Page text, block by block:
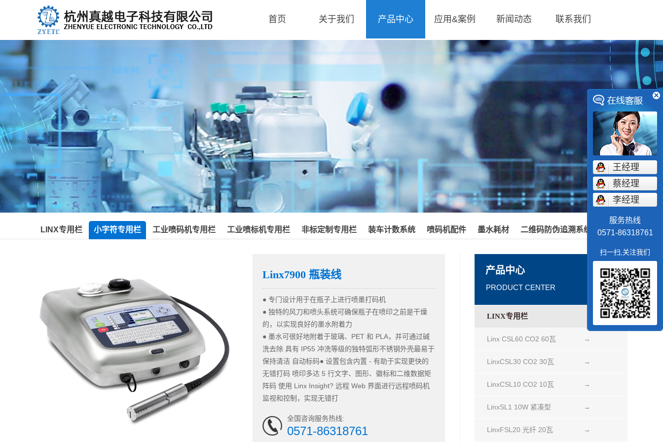
首页 关于我们 产品中心 应用&案例 新闻动态 联系我们
LINX专用栏 小字符专用栏 工业喷码机专用栏 工业喷标机专用栏 非标定制专用栏 装车计数系统 喷码机配件 墨水耗材 二维码防伪追溯系统
Linx7900 瓶装线
● 专门设计用于在瓶子上进行喷墨打码机
● 独特的风刀和喷头系统可确保瓶子在喷印之前是干燥
的，以实现良好的墨水附着力
● 墨水可很好地附着于玻璃、PET 和 PLA，并可通过碱
洗去除 具有 IP55 冲洗等级的独特弧形不锈钢外壳最易于
保持清洁 自动标码● 设置包含内置 - 有助于实现更快的
无错打码 喷印多达 5 行文字、图形、徽标和二维数据矩
阵码 使用 Linx Insight? 远程 Web 界面进行远程喷码机
监视和控制，实现无错打
全国咨询服务热线:
0571-86318761
产品中心
PRODUCT CENTER
LINX专用栏
Linx CSL60 CO2 60瓦 →
LinxCSL30 CO2 30瓦 →
LinxCSL10 CO2 10瓦 →
LinxSL1 10W 紧凑型 →
LinxFSL20 光纤 20瓦 →
王经理
蔡经理
李经理
服务热线
0571-86318761
扫一扫,关注我们